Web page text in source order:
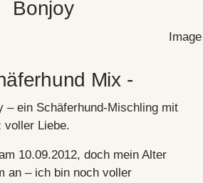
Bonjoy
Mix -
– ein Schäferhund-Mischling mit
voller Liebe.
10.09.2012, doch mein Alter
an – ich bin noch voller